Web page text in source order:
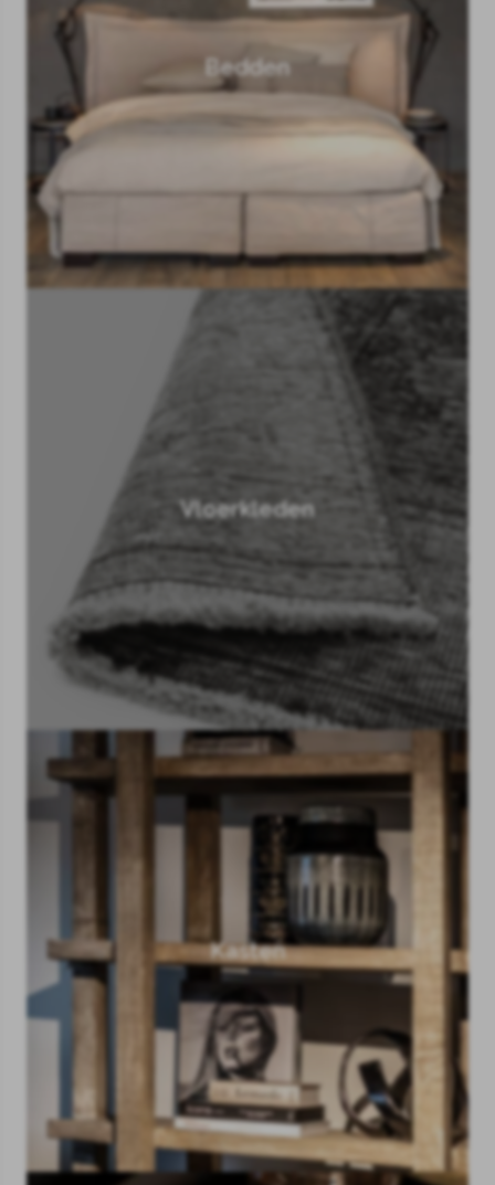
Bedden
Vloerkleden
Kasten